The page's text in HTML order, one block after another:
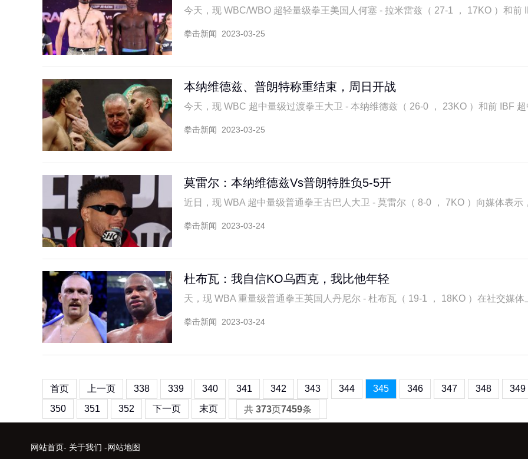
今天，现 WBC/WBO 超轻量级拳王美国人何塞 - 拉米雷兹（ 27-1 ， 17KO ）和前
拳击新闻 2023-03-25
本纳维德兹、普朗特称重结束，周日开战
今天，现 WBC 超中量级过渡拳王大卫 - 本纳维德兹（ 26-0 ， 23KO ）和前 IBF 超
拳击新闻 2023-03-25
莫雷尔：本纳维德兹Vs普朗特胜负5-5开
近日，现 WBA 超中量级普通拳王古巴人大卫 - 莫雷尔（ 8-0 ， 7KO ）向媒体表示
拳击新闻 2023-03-24
杜布瓦：我自信KO乌西克，我比他年轻
天，现 WBA 重量级普通拳王英国人丹尼尔 - 杜布瓦（ 19-1 ， 18KO ）在社交媒体
拳击新闻 2023-03-24
首页 上一页 338 339 340 341 342 343 344 345 346 347 348
349
350
351 352 下一页 末页 共 373页7459条
网站首页- 关于我们 -网站地图